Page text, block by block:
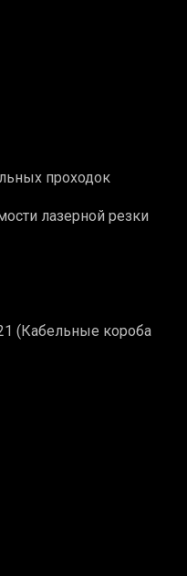
проходок
лазерной резки
(Кабельные короба